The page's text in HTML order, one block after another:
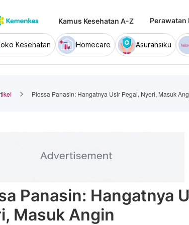
Kamus Kesehatan A-Z Perawatan
Kesehatan Homecare Asuransiku
Plossa Panasin: Hangatnya Usir Pegal, Nyeri, Masuk
Panasin: Hangatnya
Masuk Angin